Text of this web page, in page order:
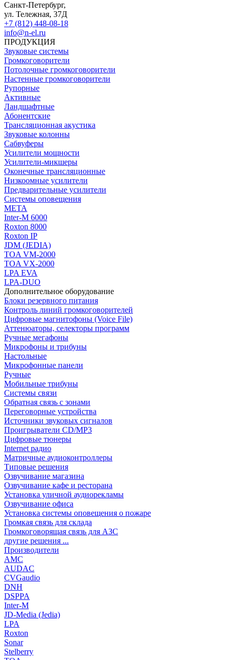
Санкт-Петербург,
ул. Тележная, 37Д
+7 (812) 448-08-18
info@n-el.ru
ПРОДУКЦИЯ
Звуковые системы
Громкоговорители
Потолочные громкоговорители
Настенные громкоговорители
Рупорные
Активные
Ландшафтные
Абонентские
Трансляционная акустика
Звуковые колонны
Сабвуферы
Усилители мощности
Усилители-микшеры
Оконечные трансляционные
Низкоомные усилители
Предварительные усилители
Системы оповещения
МЕТА
Inter-M 6000
Roxton 8000
Roxton IP
JDM (JEDIA)
TOA VM-2000
TOA VX-2000
LPA EVA
LPA-DUO
Дополнительное оборудование
Блоки резервного питания
Контроль линий громкоговорителей
Цифровые магнитофоны (Voice File)
Аттенюаторы, селекторы программ
Ручные мегафоны
Микрофоны и трибуны
Настольные
Микрофонные панели
Ручные
Мобильные трибуны
Системы связи
Обратная связь с зонами
Переговорные устройства
Источники звуковых сигналов
Проигрыватели CD/MP3
Цифровые тюнеры
Internet радио
Матричные аудиоконтроллеры
Типовые решения
Озвучивание магазина
Озвучивание кафе и ресторана
Установка уличной аудиорекламы
Озвучивание офиса
Установка системы оповещения о пожаре
Громкая связь для склада
Громкоговорящая связь для АЗС
другие решения ...
Производители
AMC
AUDAC
CVGaudio
DNH
DSPPA
Inter-M
JD-Media (Jedia)
LPA
Roxton
Sonar
Stelberry